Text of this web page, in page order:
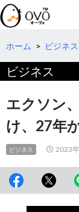
検
索
コ
テ
へ
動
ホーム > ビジネス
ビジネス
エクソン
け、27年
ビジネス 2023